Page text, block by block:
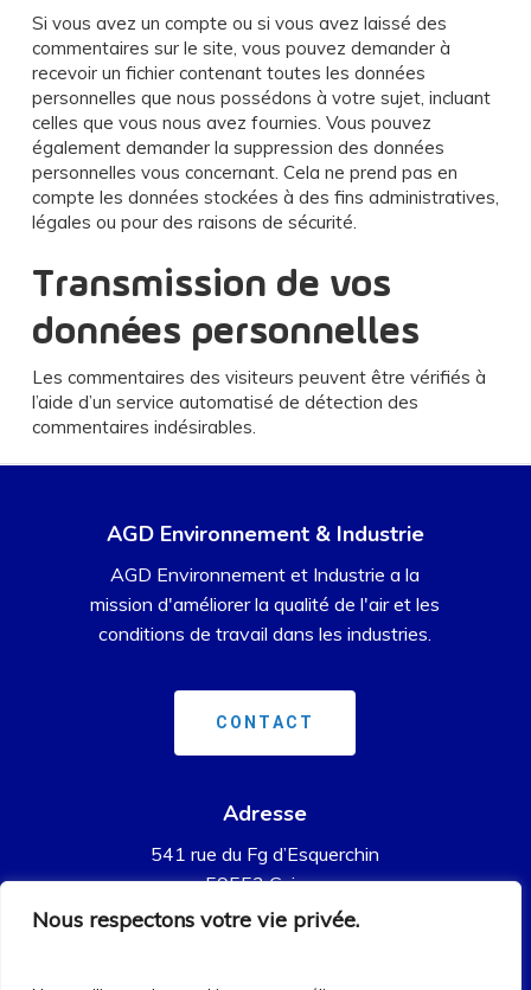
Nous respectons votre vie privée.
Si vous avez un compte ou si vous avez laissé des
commentaires sur le site, vous pouvez demander à
recevoir un fichier contenant toutes les données
personnelles que nous possédons à votre sujet, incluant
celles que vous nous avez fournies. Vous pouvez
également demander la suppression des données
personnelles vous concernant. Cela ne prend pas en
compte les données stockées à des fins administratives,
légales ou pour des raisons de sécurité.
Transmission de vos
données personnelles
Les commentaires des visiteurs peuvent être vérifiés à
l’aide d’un service automatisé de détection des
commentaires indésirables.
AGD Environnement & Industrie
AGD Environnement et Industrie a la
mission d'améliorer la qualité de l'air et les
conditions de travail dans les industries.
C O N TAC T
Adresse
541 rue du Fg d’Esquerchin
59553 Cuincy